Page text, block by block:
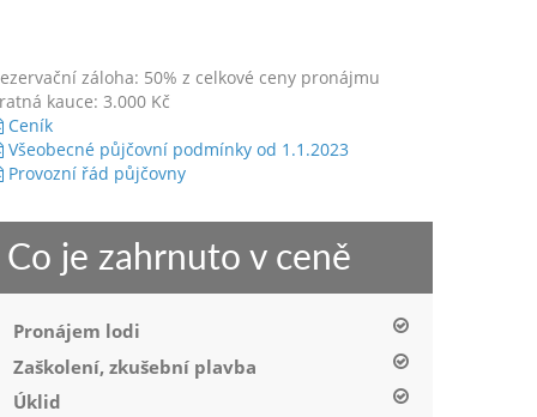
záloha: 50% z celkové ceny pronájmu
kauce: 3.000 Kč
Ceník
Všeobecné půjčovní podmínky od 1.1.2023
Provozní řád půjčovny
Co je zahrnuto v ceně
Pronájem lodi
Zaškolení, zkušební plavba
Úklid